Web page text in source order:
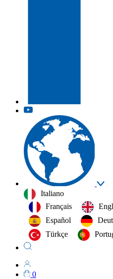
Italiano
Français
Español
Türkçe
0